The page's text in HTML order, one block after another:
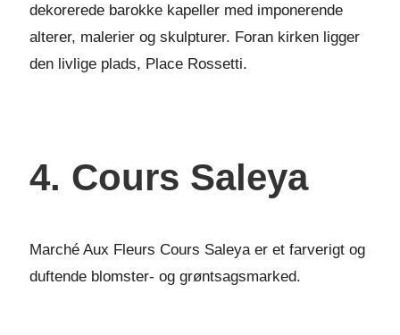
dekorerede barokke kapeller med imponerende
alterer, malerier og skulpturer. Foran kirken ligger
den livlige plads, Place Rossetti.
4. Cours Saleya
Marché Aux Fleurs Cours Saleya er et farverigt og
duftende blomster- og grøntsagsmarked.